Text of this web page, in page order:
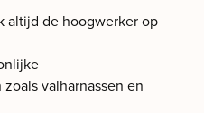
altijd de hoogwerker op
valharnassen en